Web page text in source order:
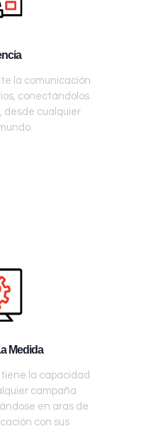
la comunicación
conectándolos
desde cualquier
Medida
la capacidad
campaña
en aras de
con sus